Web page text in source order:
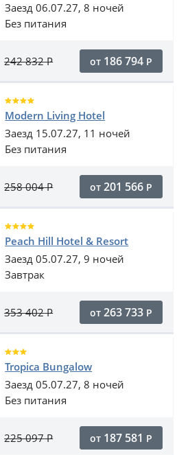
Заезд 06.07.27, 8 ночей
Без питания
242 832Р от 186 794 Р
Modern Living Hotel
Заезд 15.07.27, 11 ночей
Без питания
258 004Р от 201 566 Р
Peach Hill Hotel & Resort
Заезд 05.07.27, 9 ночей
Завтрак
353 402Р от 263 733 Р
Tropica Bungalow
Заезд 05.07.27, 8 ночей
Без питания
225 097Р от 187 581 Р